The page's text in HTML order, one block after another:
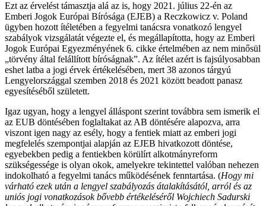
Ezt az érvelést támasztja alá az is, hogy 2021. július 22-én az
Emberi Jogok Európai Bírósága (EJEB) a Reczkowicz v. Poland
ügyben hozott ítéletében a fegyelmi tanácsra vonatkozó lengyel
szabályok vizsgálatát végezte el, és megállapította, hogy az Emberi
Jogok Európai Egyezményének 6. cikke értelmében az nem minősül
„törvény által felállított bíróságnak”. Az ítélet azért is fajsúlyosabban
eshet latba a jogi érvek értékelésében, mert 38 azonos tárgyú
Lengyelországgal szemben 2018 és 2021 között beadott panasz
egyesítéséből született.
Igaz ugyan, hogy a lengyel álláspont szerint továbbra sem ismerik el
az EUB döntésében foglaltakat az AB döntésére alapozva, arra
viszont igen nagy az esély, hogy a fentiek miatt az emberi jogi
megfelelés szempontjai alapján az EJEB hivatkozott döntése,
egyebekben pedig a fentiekben körülírt alkotmányreform
szükségessége is olyan okok, amelyekre tekintettel valóban nehezen
indokolható a fegyelmi tanács működésének fenntartása. (Hogy mi
várható ezek után a lengyel szabályozás átalakításától, arról és az
uniós jogi vonatkozások bővebb értékeléséről Wojchiech Sadurski